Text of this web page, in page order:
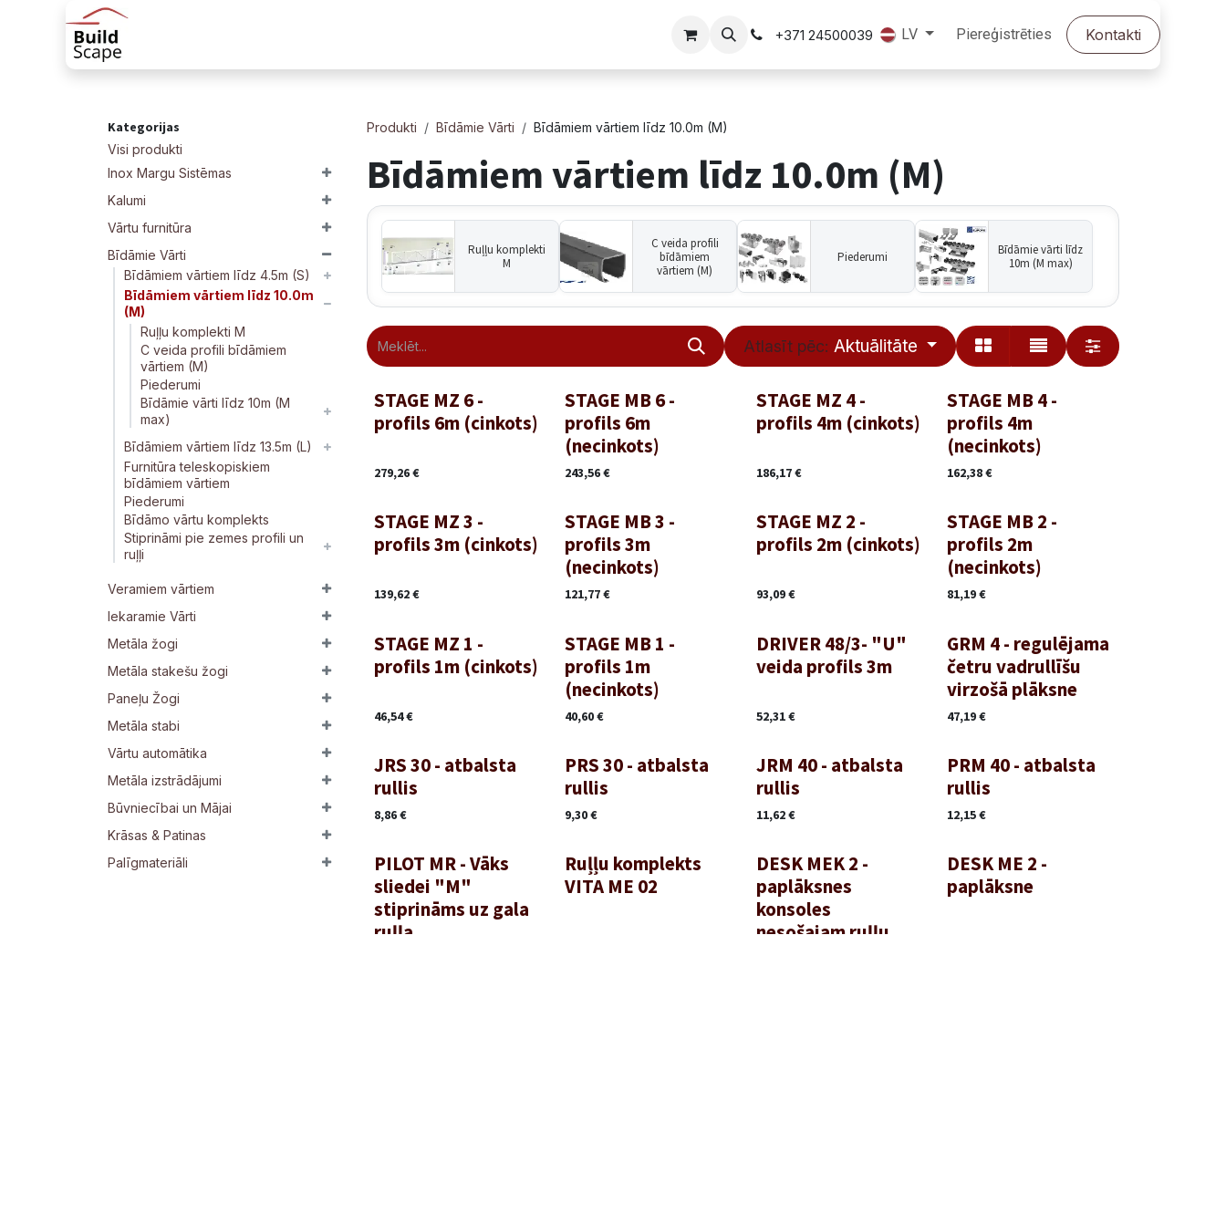
Skip to Content
+371 24500039 LV Piereģistrēties Kontakti
Kategorijas
Visi produkti
Inox Margu Sistēmas
Kalumi
Vārtu furnitūra
Bīdāmie Vārti
Bīdāmiem vārtiem līdz 4.5m (S)
Bīdāmiem vārtiem līdz 10.0m
(M)
Ruļļu komplekti M
C veida profili bīdāmiem
vārtiem (M)
Piederumi
Bīdāmie vārti līdz 10m (M
max)
Bīdāmiem vārtiem līdz 13.5m (L)
Furnitūra teleskopiskiem
bīdāmiem vārtiem
Piederumi
Bīdāmo vārtu komplekts
Stiprināmi pie zemes profili un
ruļļi
Veramiem vārtiem
Iekaramie Vārti
Metāla žogi
Metāla stakešu žogi
Paneļu Žogi
Metāla stabi
Vārtu automātika
Metāla izstrādājumi
Būvniecībai un Mājai
Krāsas & Patinas
Palīgmateriāli
Produkti Bīdāmie Vārti Bīdāmiem vārtiem līdz 10.0m (M)
Bīdāmiem vārtiem līdz 10.0m (M)
Ruļļu komplekti
M
C veida profili
bīdāmiem
vārtiem (M)
Piederumi
Bīdāmie vārti līdz
10m (M max)
Atlasīt pēc: Aktuālitāte
STAGE MZ 6 -
profils 6m (cinkots)
279,26€
STAGE MB 6 -
profils 6m
(necinkots)
243,56€
STAGE MZ 4 -
profils 4m (cinkots)
186,17€
STAGE MB 4 -
profils 4m
(necinkots)
162,38€
STAGE MZ 3 -
profils 3m (cinkots)
139,62€
STAGE MB 3 -
profils 3m
(necinkots)
121,77€
STAGE MZ 2 -
profils 2m (cinkots)
93,09€
STAGE MB 2 -
profils 2m
(necinkots)
81,19€
STAGE MZ 1 -
profils 1m (cinkots)
46,54€
STAGE MB 1 -
profils 1m
(necinkots)
40,60€
DRIVER 48/3- "U"
veida profils 3m
52,31€
GRM 4 - regulējama
četru vadrullīšu
virzošā plāksne
47,19€
JRS 30 - atbalsta
rullis
8,86€
PRS 30 - atbalsta
rullis
9,30€
JRM 40 - atbalsta
rullis
11,62€
PRM 40 - atbalsta
rullis
12,15€
PILOT MR - Vāks
sliedei "M"
stiprināms uz gala
ruļļa
Ruļļu komplekts
VITA ME 02
DESK MEK 2 -
paplāksnes
konsoles
nesošajam ruļļu
DESK ME 2 -
paplāksne